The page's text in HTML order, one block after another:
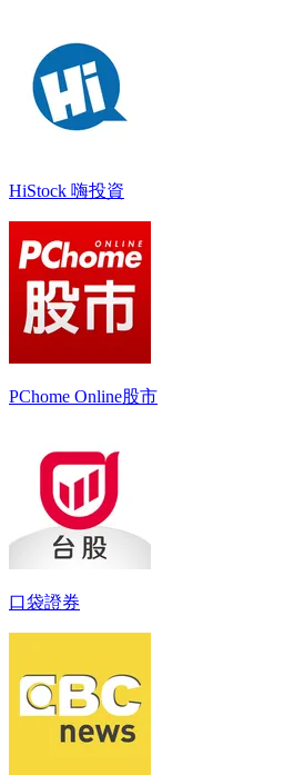
HiStock 嗨投資
PChome Online股市
口袋證券